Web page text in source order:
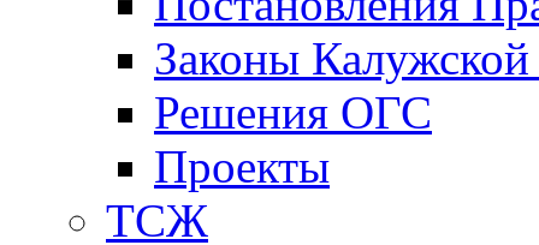
Законы Калужской
Решения ОГС
Проекты
ТСЖ